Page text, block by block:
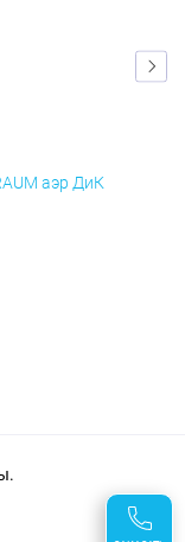
аэр ДиК